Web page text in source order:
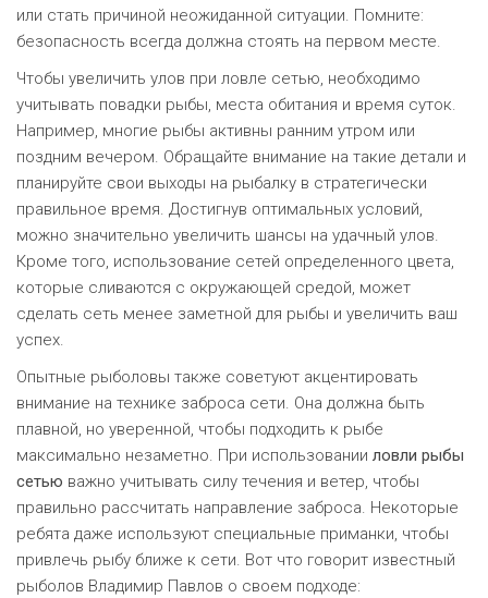
или стать причиной неожиданной ситуации. Помните:
безопасность всегда должна стоять на первом месте.
Чтобы увеличить улов при ловле сетью, необходимо
учитывать повадки рыбы, места обитания и время суток.
Например, многие рыбы активны ранним утром или
поздним вечером. Обращайте внимание на такие детали и
планируйте свои выходы на рыбалку в стратегически
правильное время. Достигнув оптимальных условий,
можно значительно увеличить шансы на удачный улов.
Кроме того, использование сетей определенного цвета,
которые сливаются с окружающей средой, может
сделать сеть менее заметной для рыбы и увеличить ваш
успех.
Опытные рыболовы также советуют акцентировать
внимание на технике заброса сети. Она должна быть
плавной, но уверенной, чтобы подходить к рыбе
максимально незаметно. При использовании ловли рыбы
сетью важно учитывать силу течения и ветер, чтобы
правильно рассчитать направление заброса. Некоторые
ребята даже используют специальные приманки, чтобы
привлечь рыбу ближе к сети. Вот что говорит известный
рыболов Владимир Павлов о своем подходе: